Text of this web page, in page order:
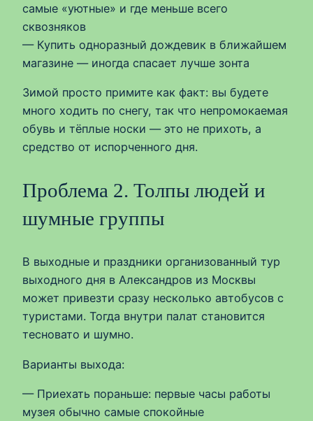
самые «уютные» и где меньше всего
сквозняков
— Купить одноразный дождевик в ближайшем
магазине — иногда спасает лучше зонта
Зимой просто примите как факт: вы будете
много ходить по снегу, так что непромокаемая
обувь и тёплые носки — это не прихоть, а
средство от испорченного дня.
Проблема 2. Толпы людей и
шумные группы
В выходные и праздники организованный тур
выходного дня в Александров из Москвы
может привезти сразу несколько автобусов с
туристами. Тогда внутри палат становится
тесновато и шумно.
Варианты выхода:
— Приехать пораньше: первые часы работы
музея обычно самые спокойные